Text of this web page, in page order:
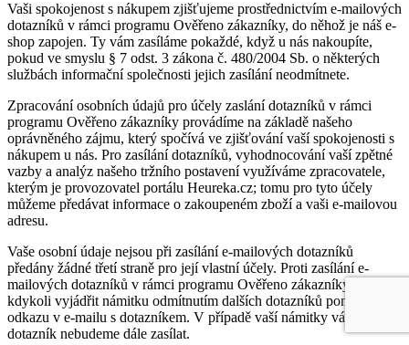
Vaši spokojenost s nákupem zjišťujeme prostřednictvím e-mailových
dotazníků v rámci programu Ověřeno zákazníky, do něhož je náš e-
shop zapojen. Ty vám zasíláme pokaždé, když u nás nakoupíte,
pokud ve smyslu § 7 odst. 3 zákona č. 480/2004 Sb. o některých
službách informační společnosti jejich zasílání neodmítnete.
Zpracování osobních údajů pro účely zaslání dotazníků v rámci
programu Ověřeno zákazníky provádíme na základě našeho
oprávněného zájmu, který spočívá ve zjišťování vaší spokojenosti s
nákupem u nás. Pro zasílání dotazníků, vyhodnocování vaší zpětné
vazby a analýz našeho tržního postavení využíváme zpracovatele,
kterým je provozovatel portálu Heureka.cz; tomu pro tyto účely
můžeme předávat informace o zakoupeném zboží a vaši e-mailovou
adresu.
Vaše osobní údaje nejsou při zasílání e-mailových dotazníků
předány žádné třetí straně pro její vlastní účely. Proti zasílání e-
mailových dotazníků v rámci programu Ověřeno zákazníky můžete
kdykoli vyjádřit námitku odmítnutím dalších dotazníků pomocí
odkazu v e-mailu s dotazníkem. V případě vaší námitky vám
dotazník nebudeme dále zasílat.